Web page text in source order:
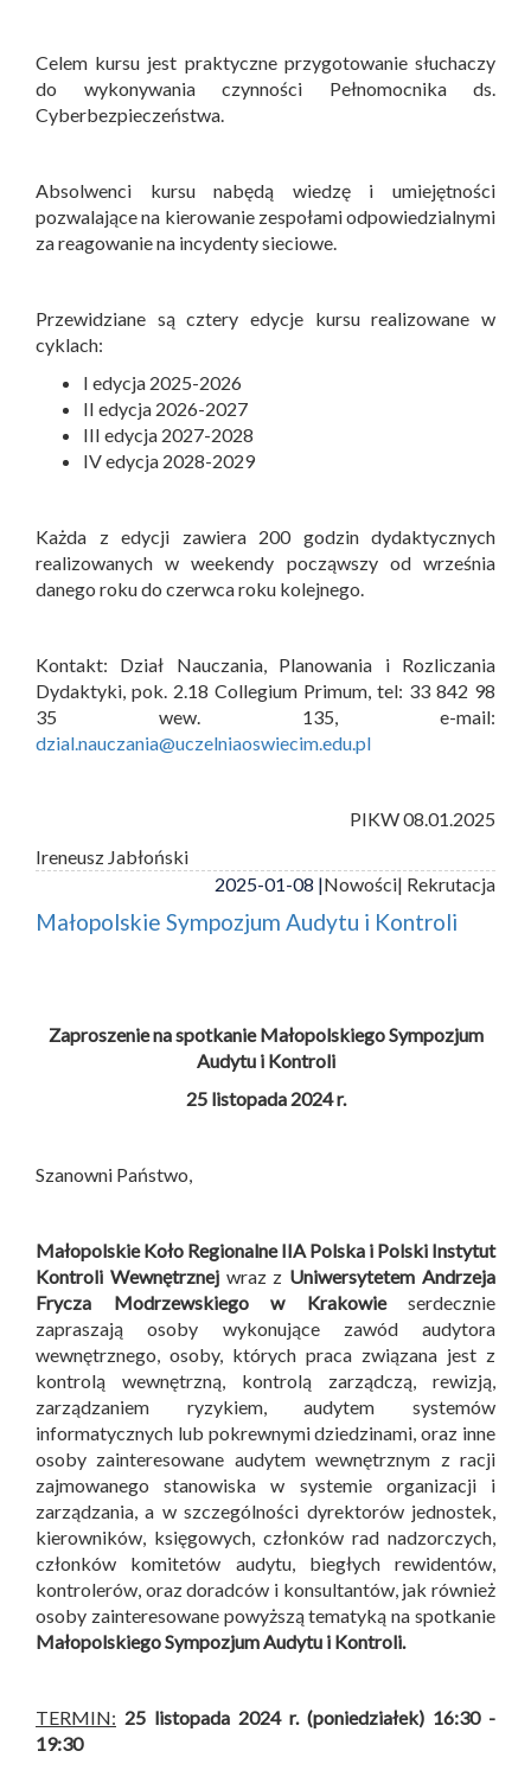
Celem kursu jest praktyczne przygotowanie słuchaczy
do wykonywania czynności Pełnomocnika ds.
Cyberbezpieczeństwa.
Absolwenci kursu nabędą wiedzę i umiejętności
pozwalające na kierowanie zespołami odpowiedzialnymi
za reagowanie na incydenty sieciowe.
Przewidziane są cztery edycje kursu realizowane w
cyklach:
I edycja 2025-2026
II edycja 2026-2027
III edycja 2027-2028
IV edycja 2028-2029
Każda z edycji zawiera 200 godzin dydaktycznych
realizowanych w weekendy począwszy od września
danego roku do czerwca roku kolejnego.
Kontakt: Dział Nauczania, Planowania i Rozliczania
Dydaktyki, pok. 2.18 Collegium Primum, tel: 33 842 98
35 wew. 135, e-mail:
dzial.nauczania@uczelniaoswiecim.edu.pl
PIKW 08.01.2025
Ireneusz Jabłoński
2025-01-08 |Nowości| Rekrutacja
Małopolskie Sympozjum Audytu i Kontroli
Zaproszenie na spotkanie Małopolskiego Sympozjum
Audytu i Kontroli
25 listopada 2024 r.
Szanowni Państwo,
Małopolskie Koło Regionalne IIA Polska i Polski Instytut
Kontroli Wewnętrznejwraz z Uniwersytetem Andrzeja
Frycza Modrzewskiego w Krakowieserdecznie
zapraszają osoby wykonujące zawód audytora
wewnętrznego, osoby, których praca związana jest z
kontrolą wewnętrzną, kontrolą zarządczą, rewizją,
zarządzaniem ryzykiem, audytem systemów
informatycznych lub pokrewnymi dziedzinami, oraz inne
osoby zainteresowane audytem wewnętrznym z racji
zajmowanego stanowiska w systemie organizacji i
zarządzania, a w szczególności dyrektorów jednostek,
kierowników, księgowych, członków rad nadzorczych,
członków komitetów audytu, biegłych rewidentów,
kontrolerów, oraz doradców i konsultantów, jak również
osoby zainteresowane powyższą tematyką na spotkanie
Małopolskiego Sympozjum Audytu i Kontroli.
TERMIN: 25 listopada 2024 r. (poniedziałek) 16:30 -
19:30